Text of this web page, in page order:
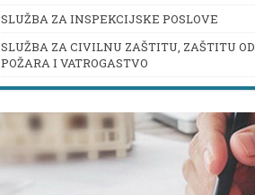
SLUŽBA ZA INSPEKCIJSKE POSLOVE
SLUŽBA ZA CIVILNU ZAŠTITU, ZAŠTITU OD
POŽARA I VATROGASTVO